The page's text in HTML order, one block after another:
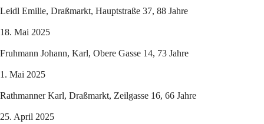
Leidl Emilie, Draßmarkt, Hauptstraße 37, 88 Jahre
18. Mai 2025
Fruhmann Johann, Karl, Obere Gasse 14, 73 Jahre
1. Mai 2025
Rathmanner Karl, Draßmarkt, Zeilgasse 16, 66 Jahre
25. April 2025